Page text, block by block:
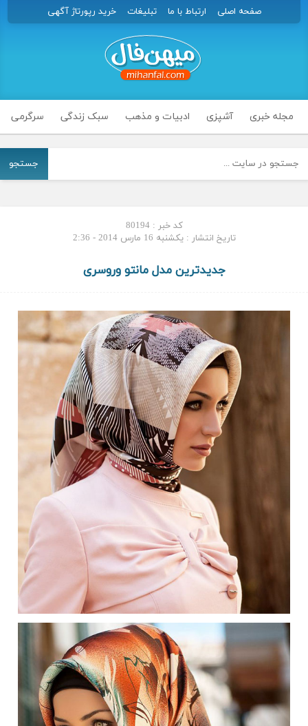
صفحه اصلی ارتباط با ما تبلیغات خرید رپورتاژ آگهی
مجله خبری آشپزی ادبیات و مذهب سبک زندگی سرگرمی
جستجو
کد خبر : 80194
تاریخ انتشار : یکشنبه 16 مارس 2014 - 2:36
جدیدترین مدل مانتو وروسری